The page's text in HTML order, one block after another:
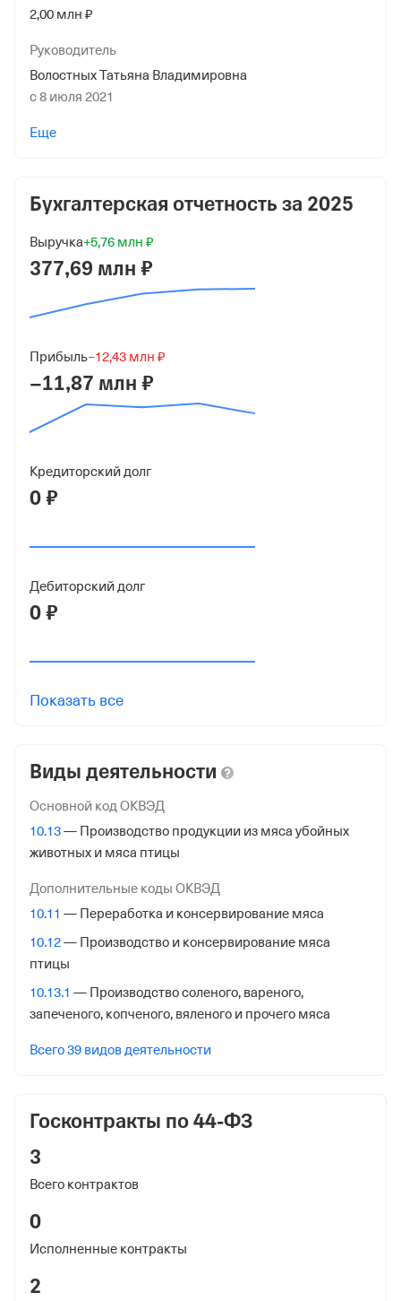
2,00 млн ₽
Руководитель
Волостных Татьяна Владимировна
с 8 июля 2021
ОБЩЕСТВО С ОГРАНИЧЕННОЙ ОТВЕТСТВЕННОСТЬЮ
Малый бизнес
9 сентября 2019
Юридический адрес
173020, г Великий Новгород, Хутынский проезд, д 7А к
ИНН
ОГРН
от 9 сентября 2019
Регистрация ФНС
Новгородской обл.
Петербургская ул. Д 62,
Внебюджетные фонды
Регистрационный номер в ПФР
Наименование территориального органа
Отделение Фонда Пенсионного и Социального
Новгородской обл.
Регистрационный номер ФссРФ
1028448247
Дата регистрации
Еще
Бухгалтерская отчетность за 2025
Выручка+5,76 млн ₽
377,69 млн ₽
Прибыль−12,43 млн ₽
−11,87 млн ₽
Кредиторский долг
0 ₽
Дебиторский долг
0 ₽
Показать все
Виды деятельности
Основной код ОКВЭД
10.13— Производство продукции из мяса убойных
животных и мяса птицы
Дополнительные коды ОКВЭД
10.11 — Переработка и консервирование мяса
10.12— Производство и консервирование мяса
птицы
10.13.1 — Производство соленого, вареного,
запеченого, копченого, вяленого и прочего мяса
Всего 39 видов деятельности
Госконтракты по 44-ФЗ
3
Всего контрактов
0
Исполненные контракты
2